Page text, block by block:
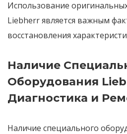
Использование
Liebherrявляется важным
восстановления
Наличие
Оборудования
Диагностика и
Наличие специального